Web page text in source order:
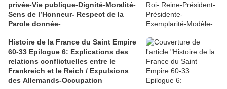
privée-Vie publique-Dignité-Moralité-
Sens de l’Honneur- Respect de la
Parole donnée-
Histoire de la France du Saint Empire
60-33 Epilogue 6: Explications des
relations conflictuelles entre le
Frankreich et le Reich / Expulsions
des Allemands-Occupation